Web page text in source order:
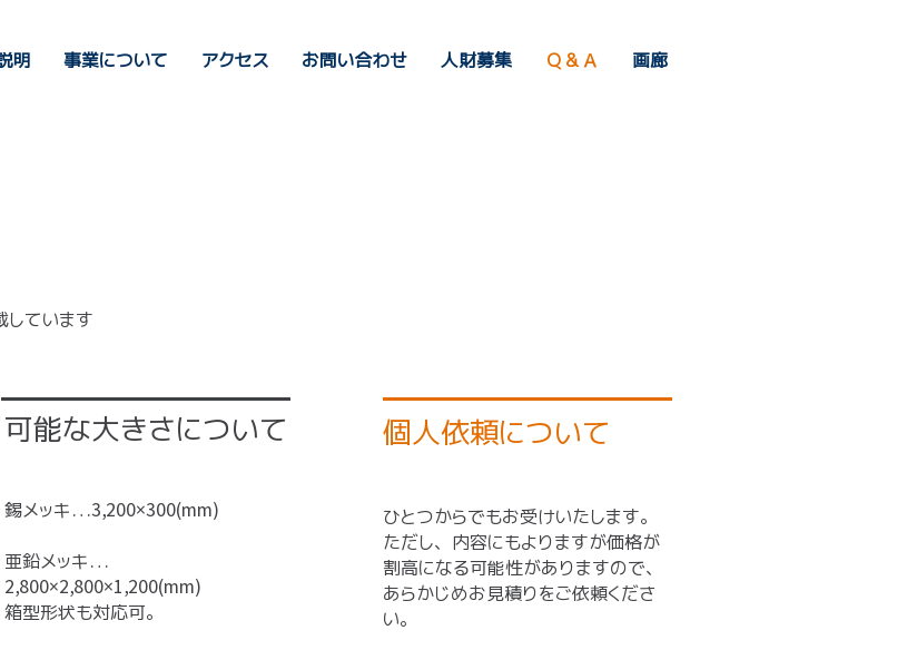
明 事業について アクセス お問い合わせ 人財募集 Ｑ＆Ａ 画廊
しています
可能な大きさについて
錫メッキ…3,200×300(mm)
亜鉛メッキ…
2,800×2,800×1,200(mm)
箱型形状も対応可。
個人依頼について
ひとつからでもお受けいたします。
ただし、内容にもよりますが価格が
割高になる可能性がありますので、
あらかじめお見積りをご依頼くださ
い。